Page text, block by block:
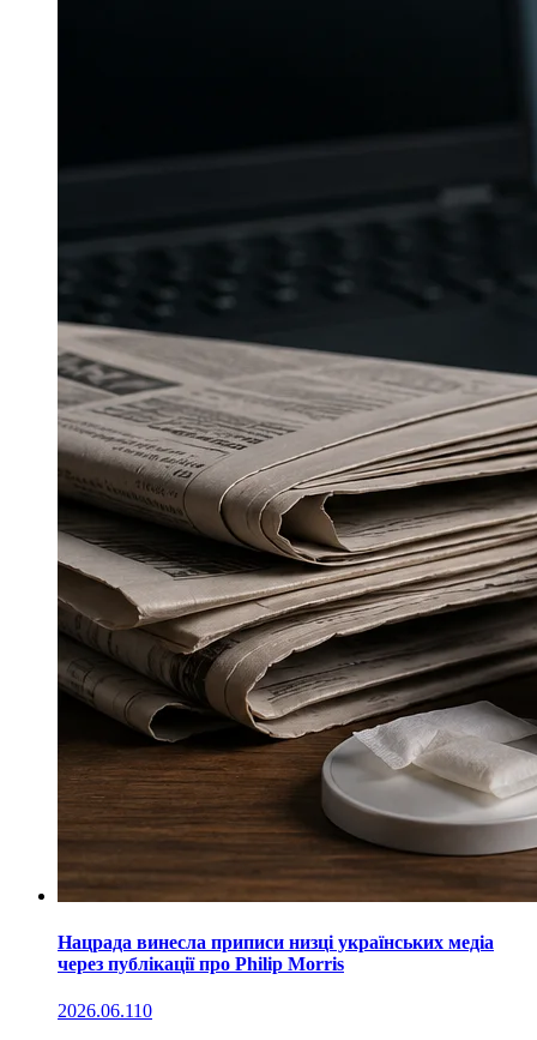
Нацрада винесла приписи низці українських медіа
через публікації про Philip Morris
2026.06.110